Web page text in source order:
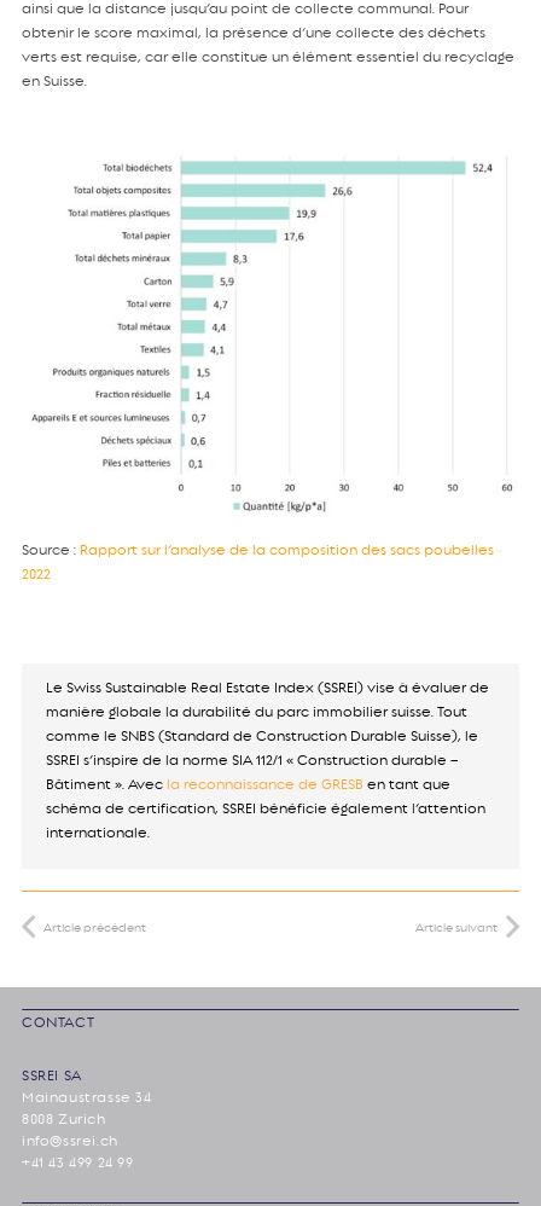
ainsi que la distance jusqu’au point de collecte communal. Pour
obtenir le score maximal, la présence d’une collecte des déchets
verts est requise, car elle constitue un élément essentiel du recyclage
en Suisse.
Source : Rapport sur l’analyse de la composition des sacs poubelles
2022
Le Swiss Sustainable Real Estate Index (SSREI) vise à évaluer de
manière globale la durabilité du parc immobilier suisse. Tout
comme le SNBS (Standard de Construction Durable Suisse), le
SSREI s’inspire de la norme SIA 112/1 « Construction durable –
Bâtiment ». Avec la reconnaissance de GRESB en tant que
schéma de certification, SSREI bénéficie également l’attention
internationale.
Article précédent Article suivant
CONTACT
SSREI SA
Mainaustrasse 34
8008 Zurich
info@ssrei.ch
+41 43 499 24 99